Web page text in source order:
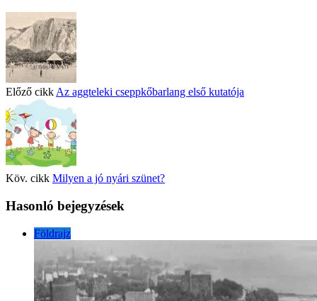
Előző cikk Az aggteleki cseppkőbarlang első kutatója
Köv. cikk Milyen a jó nyári szünet?
Hasonló bejegyzések
Földrajz